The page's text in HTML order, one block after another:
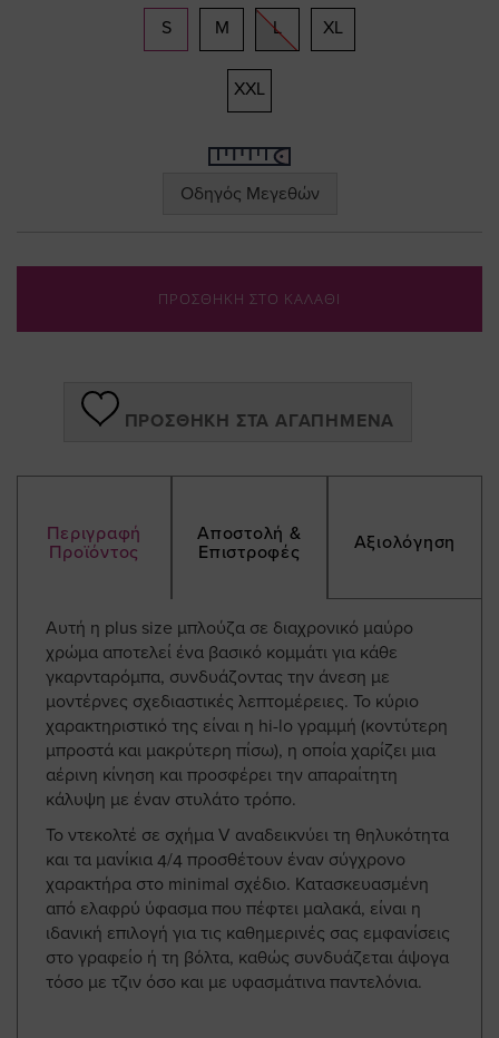
S
M L XL
XXL
Οδηγός Μεγεθών
ΠΡΟΣΘΗΚΗ ΣΤΟ ΚΑΛΑΘΙ
ΠΡΟΣΘΉΚΗ ΣΤΑ ΑΓΑΠΗΜΈΝΑ
Περιγραφή
Προϊόντος
Αποστολή &
Επιστροφές
Αξιολόγηση
Αυτή η plus size μπλούζα σε διαχρονικό μαύρο
χρώμα αποτελεί ένα βασικό κομμάτι για κάθε
γκαρνταρόμπα, συνδυάζοντας την άνεση με
μοντέρνες σχεδιαστικές λεπτομέρειες. Το κύριο
χαρακτηριστικό της είναι η hi-lo γραμμή (κοντύτερη
μπροστά και μακρύτερη πίσω), η οποία χαρίζει μια
αέρινη κίνηση και προσφέρει την απαραίτητη
κάλυψη με έναν στυλάτο τρόπο.
Το ντεκολτέ σε σχήμα V αναδεικνύει τη θηλυκότητα
και τα μανίκια 4/4 προσθέτουν έναν σύγχρονο
χαρακτήρα στο minimal σχέδιο. Κατασκευασμένη
από ελαφρύ ύφασμα που πέφτει μαλακά, είναι η
ιδανική επιλογή για τις καθημερινές σας εμφανίσεις
στο γραφείο ή τη βόλτα, καθώς συνδυάζεται άψογα
τόσο με τζιν όσο και με υφασμάτινα παντελόνια.